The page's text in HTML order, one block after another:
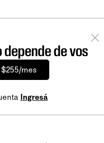
de vos
mes
Ingresá